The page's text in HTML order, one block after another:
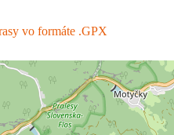
vo formáte .GPX